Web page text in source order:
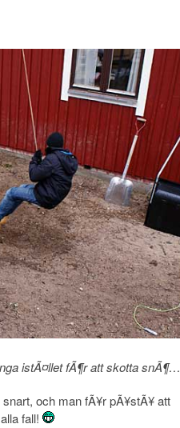
istÃ¤llet fÃ¶r att skotta snÃ¶…
och man fÃ¥r pÃ¥stÃ¥ att
fall!